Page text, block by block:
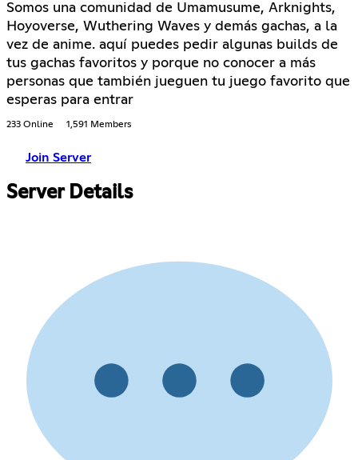
Somos una comunidad de Umamusume, Arknights,
Hoyoverse, Wuthering Waves y demás gachas, a la
vez de anime. aquí puedes pedir algunas builds de
tus gachas favoritos y porque no conocer a más
personas que también jueguen tu juego favorito que
esperas para entrar
233 Online 1,591 Members
Join Server
Server Details